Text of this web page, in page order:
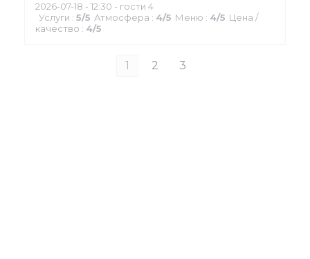
2026-07-18 - 12:30 - гости 4
Услуги : 5/5 Атмосфера : 4/5 Меню : 4/5 Цена /
качество : 4/5
1 2 3